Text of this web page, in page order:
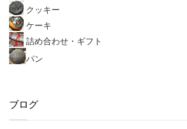
クッキー
ケーキ
詰め合わせ・ギフト
パン
ブログ